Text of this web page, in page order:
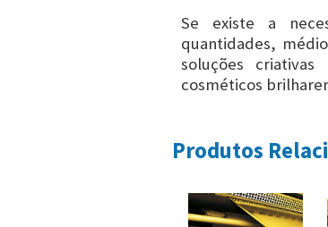
Se existe a
quantidades,
soluções
cosméticos
Produtos